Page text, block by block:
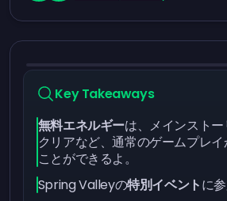
Key Takeaways
無料エネルギーは、メインスト
クリアなど、通常のゲームプレ
ことができるよ。
Spring Valleyの特別イベントに